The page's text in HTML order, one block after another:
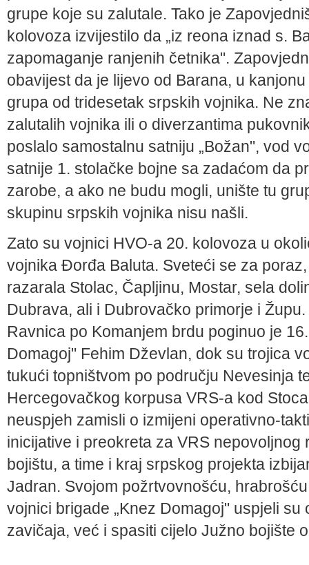
grupe koje su zalutale. Tako je
kolovoza izvijestilo da „iz reona iznad s.
zapomaganje ranjenih četnika".
obavijest da je lijevo od Barana, u
grupa od tridesetak srpskih vojnika. Ne
zalutalih vojnika ili o diverzantima
poslalo samostalnu satniju „Božan", vod
satnije 1. stolačke bojne sa zadaćom da
zarobe, a ako ne budu mogli, unište tu
skupinu srpskih vojnika nisu našli.
Zato su vojnici HVO-a 20. kolovoza u
vojnika Đorđa Baluta. Sveteći se za
razarala Stolac, Čapljinu, Mostar, sela
Dubrava, ali i Dubrovačko primorje i
Ravnica po Komanjem brdu poginuo je
Domagoj" Fehim Dževlan, dok su trojica
tukući topništvom po području Nevesinja
Hercegovačkog korpusa VRS-a kod
neuspjeh zamisli o izmijeni operativno-
inicijative i preokreta za VRS
bojištu, a time i kraj srpskog projekta
Jadran. Svojom požrtvovnošću,
vojnici brigade „Knez Domagoj" uspjeli
zavičaja, već i spasiti cijelo Južno bojište